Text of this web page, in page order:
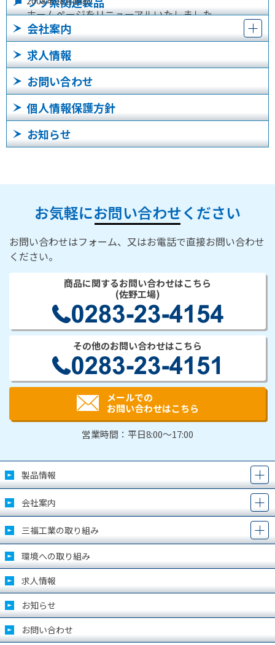
ホームページをリニューアルいたしました
会社案内
求人情報
お問い合わせ
個人情報保護方針
お知らせ
お気軽にお問い合わせください
お問い合わせはフォーム、又はお電話で直接お問い合わせ
ください。
商品に関するお問い合わせはこちら
(佐野工場)
その他のお問い合わせはこちら
メールでの
お問い合わせはこちら
営業時間：平日8:00～17:00
製品情報
会社案内
三福工業の取り組み
環境への取り組み
求人情報
お知らせ
お問い合わせ